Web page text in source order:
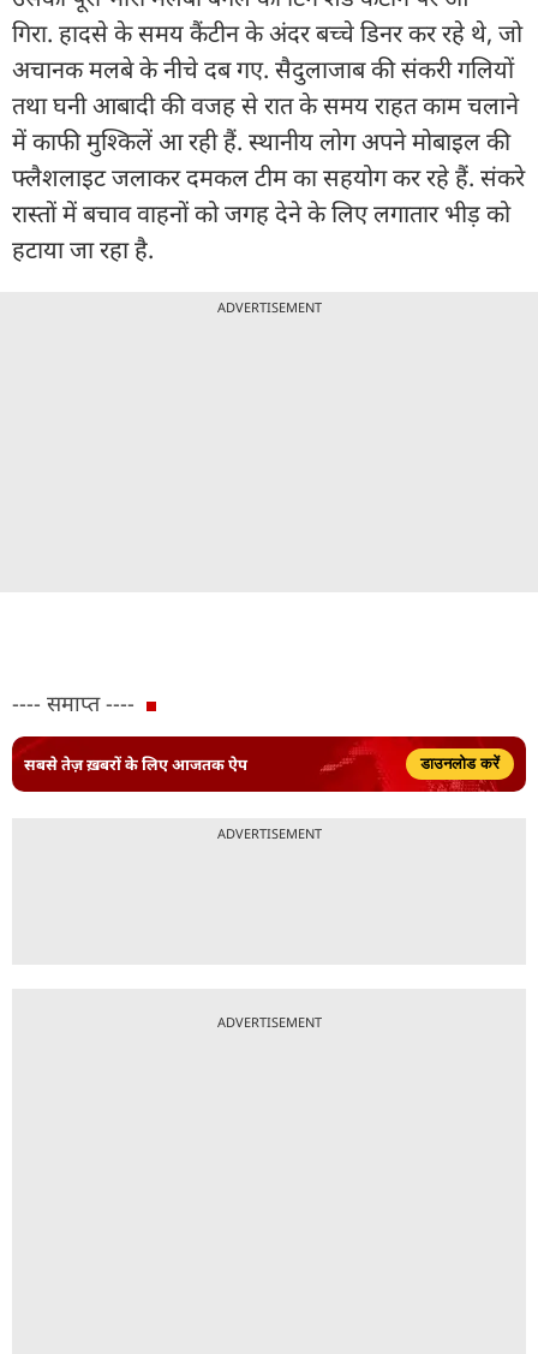
गिरा. हादसे के समय कैंटीन के अंदर बच्चे डिनर कर रहे थे, जो
अचानक मलबे के नीचे दब गए. सैदुलाजाब की संकरी गलियों
तथा घनी आबादी की वजह से रात के समय राहत काम चलाने
में काफी मुश्किलें आ रही हैं. स्थानीय लोग अपने मोबाइल की
फ्लैशलाइट जलाकर दमकल टीम का सहयोग कर रहे हैं. संकरे
रास्तों में बचाव वाहनों को जगह देने के लिए लगातार भीड़ को
हटाया जा रहा है.
ADVERTISEMENT
---- समाप्त ----
सबसे तेज़ ख़बरों के लिए आजतक ऐप डाउनलोड करें
ADVERTISEMENT
ADVERTISEMENT